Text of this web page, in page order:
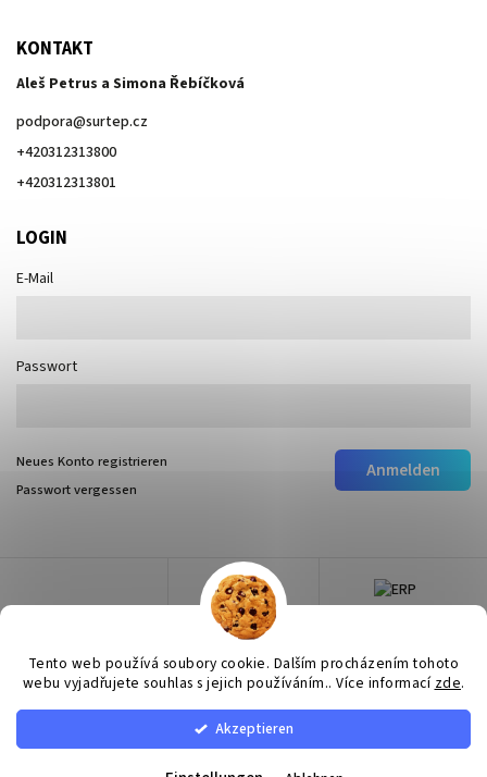
Tento web používá soubory cookie. Dalším procházením tohoto
webu vyjadřujete souhlas s jejich používáním.. Více informací zde.
Akzeptieren
KONTAKT
Aleš Petrus a Simona Řebíčková
podpora@surtep.cz
+420312313800
+420312313801
LOGIN
E-Mail
Passwort
Anmelden
Neues Konto registrieren
Passwort vergessen
Copyright 2026Surtep. Alle Rechte vorbehalten.